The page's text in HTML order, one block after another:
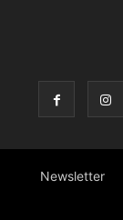
Newsletter